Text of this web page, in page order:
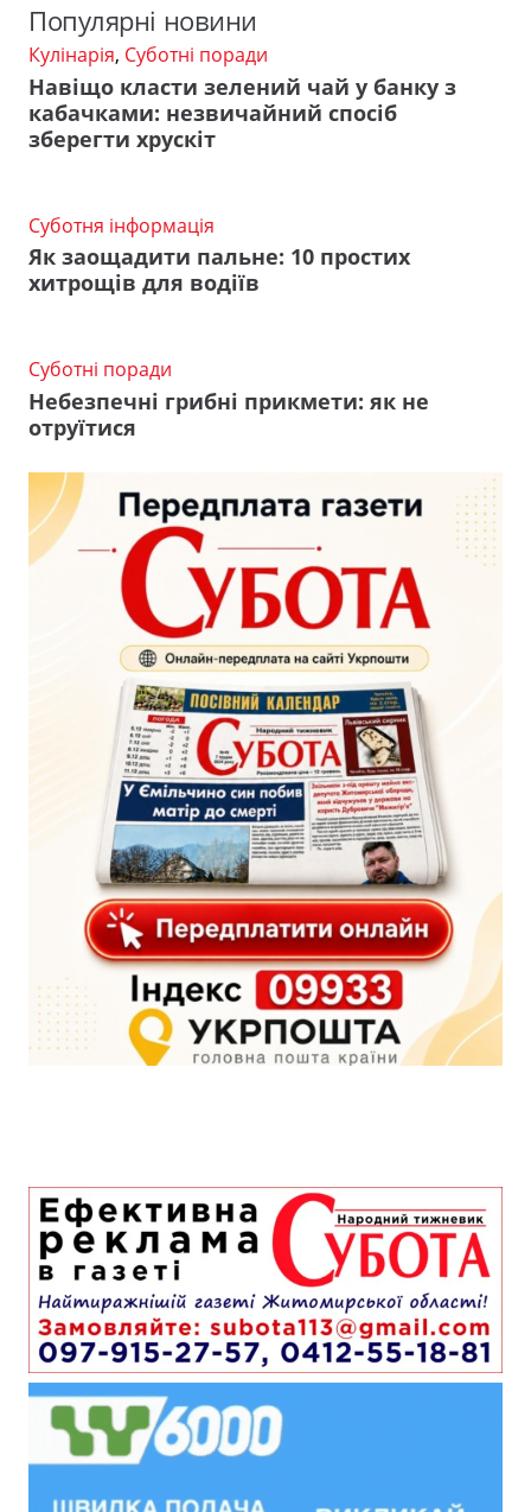
Популярні новини
Кулінарія, Суботні поради
Навіщо класти зелений чай у банку з
кабачками: незвичайний спосіб
зберегти хрускіт
Суботня інформація
Як заощадити пальне: 10 простих
хитрощів для водіїв
Суботні поради
Небезпечні грибні прикмети: як не
отруїтися